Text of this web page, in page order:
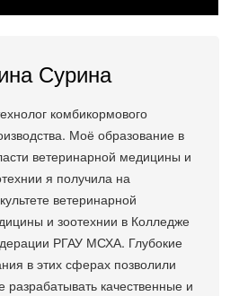
Сурина
комбикормового
Моё образование в
ветеринарной медицины и
я получила на
ветеринарной
и зоотехнии в Колледже
РГАУ МСХА. Глубокие
в этих сферах позволили
разрабатывать качественные и